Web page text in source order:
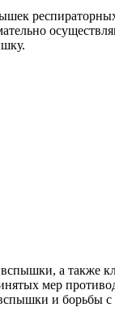
а также
мер
и борьбы с